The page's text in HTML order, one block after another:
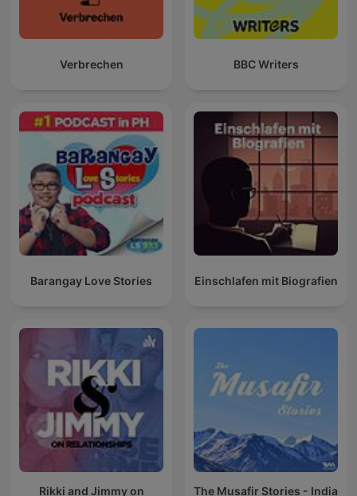
Verbrechen BBC Writers
Barangay Love Stories Einschlafen mit Biografien
Rikki and Jimmy on The Musafir Stories - India